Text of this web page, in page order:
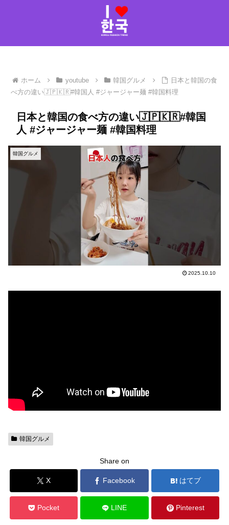
ホーム youtube 韓国グルメ
日本と韓国の食
べ方の違い🇯🇵🇰🇷#韓国人 #ジャージャー麺 #韓国料理
日本と韓国の食べ方の違い🇯🇵🇰🇷#韓国
人 #ジャージャー麺 #韓国料理
韓国グルメ
2025.10.10
韓国グルメ
Share on
X Facebook はてブ
Pocket LINE Pinterest